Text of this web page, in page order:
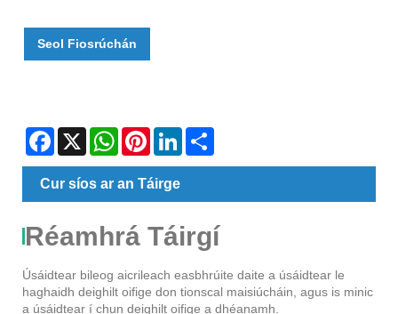
Seol Fiosrúchán
Facebook
X WhatsAppPinterestLinkedIn
Cur síos ar an Táirge
Réamhrá Táirgí
Úsáidtear bileog aicrileach easbhrúite daite a úsáidtear le
haghaidh deighilt oifige don tionscal maisiúcháin, agus is minic
a úsáidtear í chun deighilt oifige a dhéanamh.